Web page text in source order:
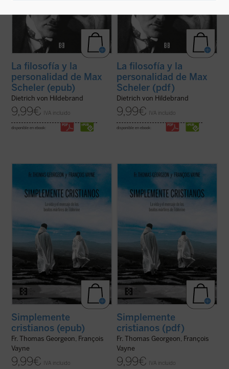
La filosofía y la
personalidad de Max
Scheler (epub)
Dietrich von Hildebrand
9,99€ IVA incluido
disponible en ebook:
La filosofía y la
personalidad de Max
Scheler (pdf)
Dietrich von Hildebrand
9,99€ IVA incluido
disponible en ebook:
Georgeon, postulador de su causa de
beatificación, presenta de forma sencilla
pero profunda, el semblante espiritual de
los siete mártires de Tibhirine, monjes
trapenses cuyas vidas nos ofrecen un ...
Simplemente
cristianos (epub)
Fr. Thomas Georgeon, François
Vayne
9,99€ IVA incluido
Georgeon, postulador de su causa de
beatificación, presenta de forma sencilla
pero profunda, el semblante espiritual de
los siete mártires de Tibhirine, monjes
trapenses cuyas vidas nos ofrecen un ...
Simplemente
cristianos (pdf)
Fr. Thomas Georgeon, François
Vayne
9,99€ IVA incluido